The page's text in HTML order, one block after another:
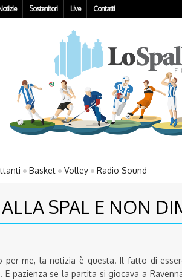
Sostenitori Live Contatti
Basket Volley Radio Sound
SPAL E NON
per me, la notizia è questa. Il fatto di
E pazienza se la partita si giocava a